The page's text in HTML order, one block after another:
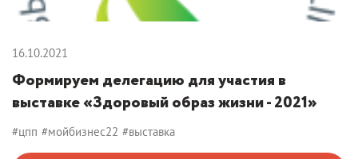
16.10.2021
Формируем делегацию для участия в
выставке «Здоровый образ жизни - 2021»
#цпп #мойбизнес22 #выставка